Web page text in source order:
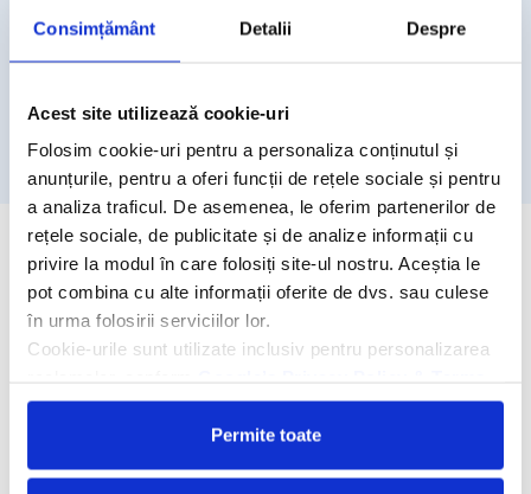
Consimțământ Detalii Despre
Acest site utilizează cookie-uri
Folosim cookie-uri pentru a personaliza conținutul și
anunțurile, pentru a oferi funcții de rețele sociale și pentru
a analiza traficul. De asemenea, le oferim partenerilor de
rețele sociale, de publicitate și de analize informații cu
privire la modul în care folosiți site-ul nostru. Aceștia le
pot combina cu alte informații oferite de dvs. sau culese
în urma folosirii serviciilor lor.
Cookie-urile sunt utilizate inclusiv pentru personalizarea
Permite toate
Agentia Travel Matters este asigurata la Omniasig cu Polita
Licenta de turism Asigurare